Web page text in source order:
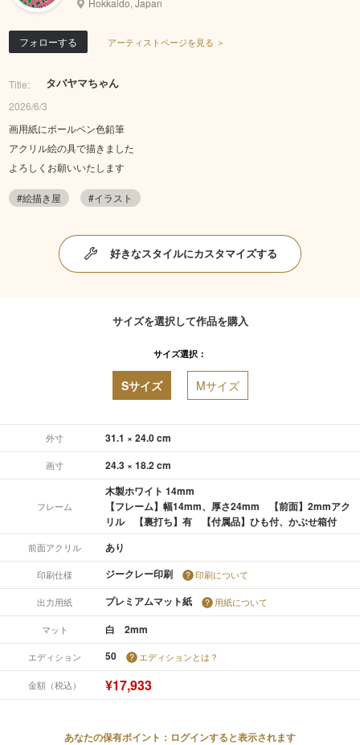
Hokkaido, Japan
フォローする アーティストページを見る ＞
Title: タバヤマちゃん
2026/6/3
画用紙にボールペン色鉛筆
アクリル絵の具で描きました
よろしくお願いいたします
#絵描き屋 #イラスト
好きなスタイルにカスタマイズする
サイズを選択して作品を購入
サイズ選択：
Sサイズ Mサイズ
外寸 31.1 × 24.0 cm
画寸 24.3 × 18.2 cm
フレーム
木製ホワイト 14mm
【フレーム】幅14mm、厚さ24mm 【前面】2mmアク
リル 【裏打ち】有 【付属品】ひも付、かぶせ箱付
前面アクリル あり
印刷仕様 ジークレー印刷 印刷について
出力用紙 プレミアムマット紙 用紙について
マット 白 2mm
エディション 50 エディションとは？
金額（税込） ¥17,933
あなたの保有ポイント：ログインすると表示されます